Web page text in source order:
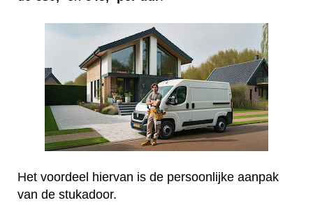
Het voordeel hiervan is de persoonlijke aanpak
van de stukadoor.